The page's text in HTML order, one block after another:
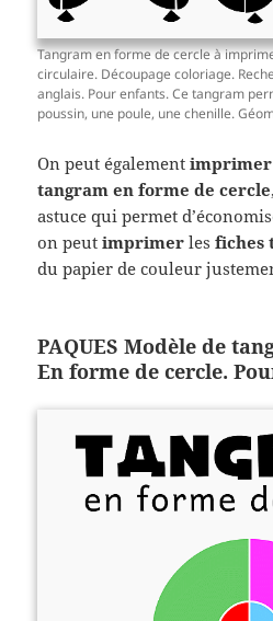
Tangram en forme de cercle à
circulaire. Découpage coloriage.
anglais. Pour enfants. Ce tangram
poussin, une poule, une chenille.
On peut égalementimprimer
tangram en forme de cercle
astuce qui permet
on peutimprimer lesfiches
du papier de couleur
PAQUES Modèle de
En forme de cercle.